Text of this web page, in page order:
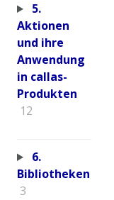
5.
Aktionen
und ihre
Anwendung
in callas-
Produkten
12
6.
Bibliotheken
3